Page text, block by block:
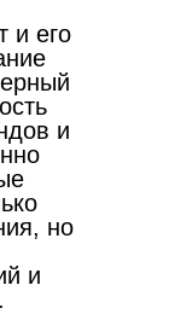
и его
и
но
и